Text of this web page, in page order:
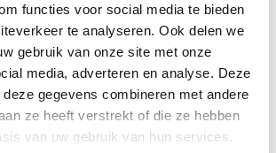
functies voor social media te bieden
te analyseren. Ook delen we
gebruik van onze site met onze
media, adverteren en analyse. Deze
gegevens combineren met andere
ze heeft verstrekt of die ze hebben
van uw gebruik van hun services.